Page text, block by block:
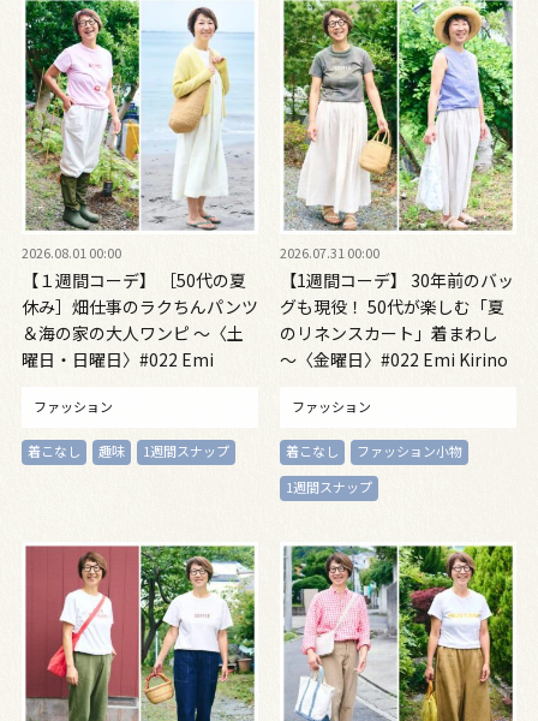
2026.08.01 00:00
【１週間コーデ】 ［50代の夏
休み］畑仕事のラクちんパンツ
＆海の家の大人ワンピ ～〈土
曜日・日曜日〉#022 Emi
ファッション
着こなし 趣味 1週間スナップ
2026.07.31 00:00
【1週間コーデ】 30年前のバッ
グも現役！ 50代が楽しむ「夏
のリネンスカート」着まわし
～〈金曜日〉#022 Emi Kirino
ファッション
着こなし
ファッション小物
1週間スナップ